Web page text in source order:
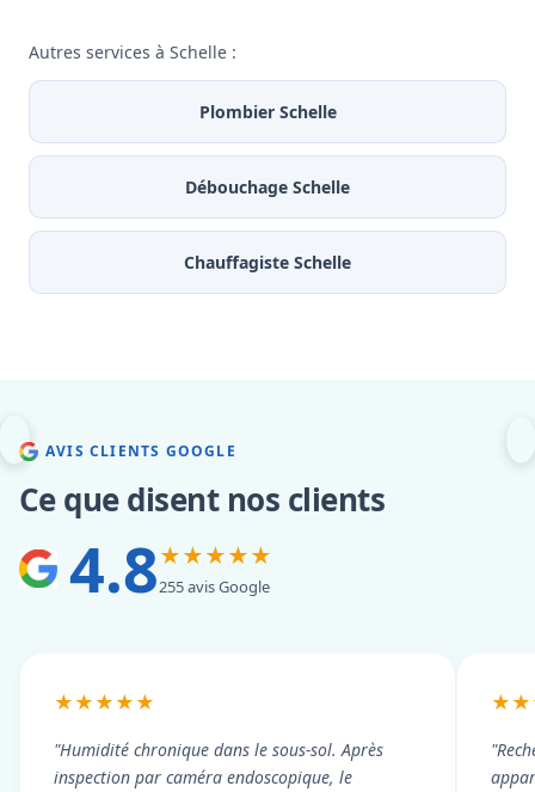
Autres services à Schelle :
Plombier Schelle
Débouchage Schelle
Chauffagiste Schelle
AVIS CLIENTS GOOGLE
Ce que disent nos clients
4.8★★★★★
255 avis Google
★★★★★
"Humidité chronique dans le sous-sol. Après
inspection par caméra endoscopique, le